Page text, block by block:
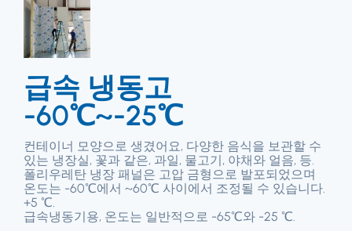
급속 냉동고
-60℃~-25℃
컨테이너 모양으로 생겼어요, 다양한 음식을 보관할 수
있는 냉장실, 꽃과 같은, 과일, 물고기, 야채와 얼음, 등.
폴리우레탄 냉장 패널은 고압 금형으로 발포되었으며
온도는 -60℃에서 ~60℃ 사이에서 조정될 수 있습니다.
+5 ℃.
급속냉동기용, 온도는 일반적으로 -65℃와 -25 ℃.